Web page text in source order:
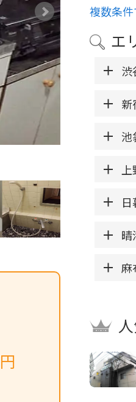
複数条
エ
渋
新
池
晴
麻